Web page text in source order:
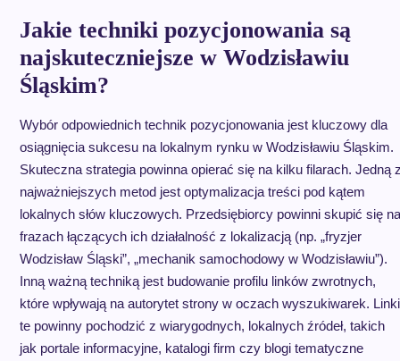
Jakie techniki pozycjonowania są
najskuteczniejsze w Wodzisławiu
Śląskim?
Wybór odpowiednich technik pozycjonowania jest kluczowy dla
osiągnięcia sukcesu na lokalnym rynku w Wodzisławiu Śląskim.
Skuteczna strategia powinna opierać się na kilku filarach. Jedną
najważniejszych metod jest optymalizacja treści pod kątem
lokalnych słów kluczowych. Przedsiębiorcy powinni skupić się na
frazach łączących ich działalność z lokalizacją (np. „fryzjer
Wodzisław Śląski”, „mechanik samochodowy w Wodzisławiu”).
Inną ważną techniką jest budowanie profilu linków zwrotnych,
które wpływają na autorytet strony w oczach wyszukiwarek. Linki
te powinny pochodzić z wiarygodnych, lokalnych źródeł, takich
jak portale informacyjne, katalogi firm czy blogi tematyczne